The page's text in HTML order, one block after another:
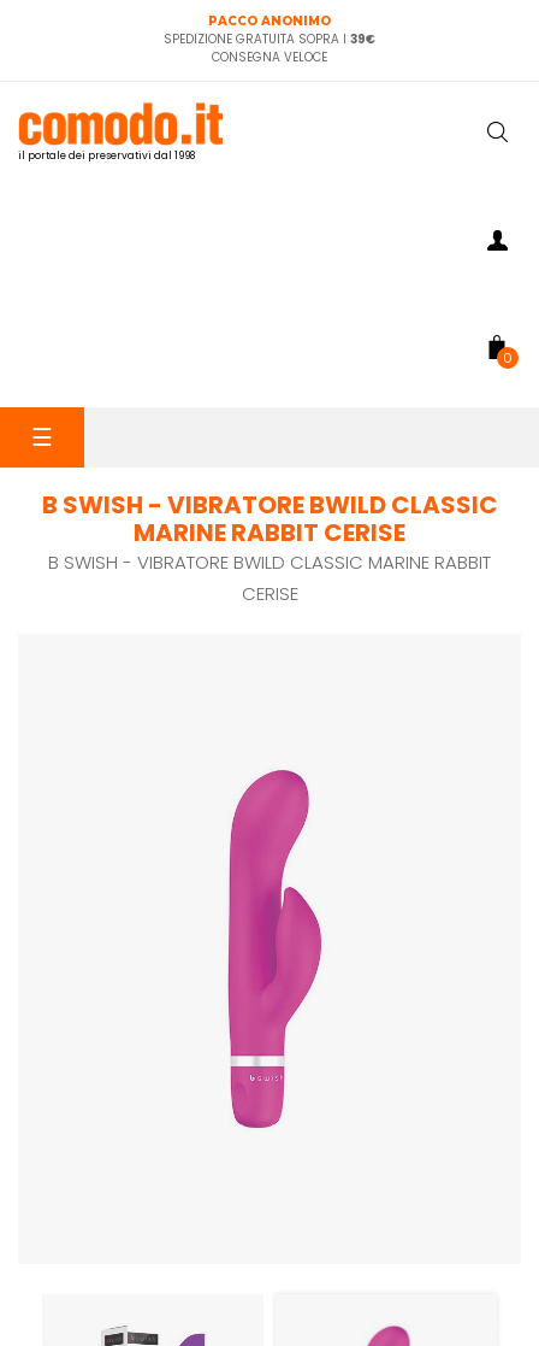
PACCO ANONIMO
SPEDIZIONE GRATUITA SOPRA I 39€
CONSEGNA VELOCE
il portale dei preservativi dal 1998
0
navigazione
☰
B SWISH - VIBRATORE BWILD CLASSIC
MARINE RABBIT CERISE
B SWISH - VIBRATORE BWILD CLASSIC MARINE RABBIT
CERISE